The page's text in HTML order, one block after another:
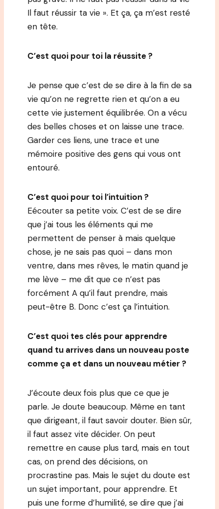
Il faut réussir ta vie ». Et ça, ça m’est resté
en tête.
C’est quoi pour toi la réussite ?
Je pense que c’est de se dire à la fin de sa
vie qu’on ne regrette rien et qu’on a eu
cette vie justement équilibrée. On a vécu
des belles choses et on laisse une trace.
Garder ces liens, une trace et une
mémoire positive des gens qui vous ont
entouré.
C’est quoi pour toi l’intuition ?
Eécouter sa petite voix. C’est de se dire
que j’ai tous les éléments qui me
permettent de penser à mais quelque
chose, je ne sais pas quoi – dans mon
ventre, dans mes rêves, le matin quand je
me lève – me dit que ce n’est pas
forcément A qu’il faut prendre, mais
peut-être B. Donc c’est ça l’intuition.
C’est quoi tes clés pour apprendre
quand tu arrives dans un nouveau poste
comme ça et dans un nouveau métier ?
J’écoute deux fois plus que ce que je
parle. Je doute beaucoup. Même en tant
que dirigeant, il faut savoir douter. Bien sûr,
il faut assez vite décider. On peut
remettre en cause plus tard, mais en tout
cas, on prend des décisions, on
procrastine pas. Mais le sujet du doute est
un sujet important, pour apprendre. Et
puis une forme d’humilité, se dire que j’ai